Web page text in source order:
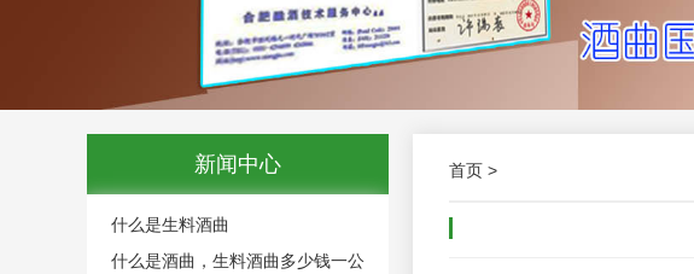
新闻中心
什么是生料酒曲
什么是酒曲，生料酒曲多少钱一公
首页 >